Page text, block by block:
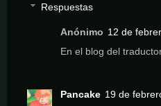
Respuestas
Anónimo 12 de
En el blog del
Pancake 19 de